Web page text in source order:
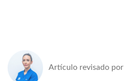
Artículo revisado por